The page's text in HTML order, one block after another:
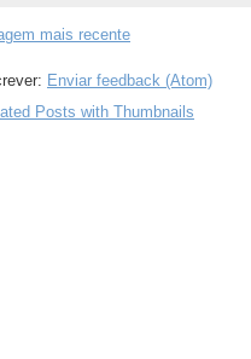
mais recente
Enviar feedback (Atom)